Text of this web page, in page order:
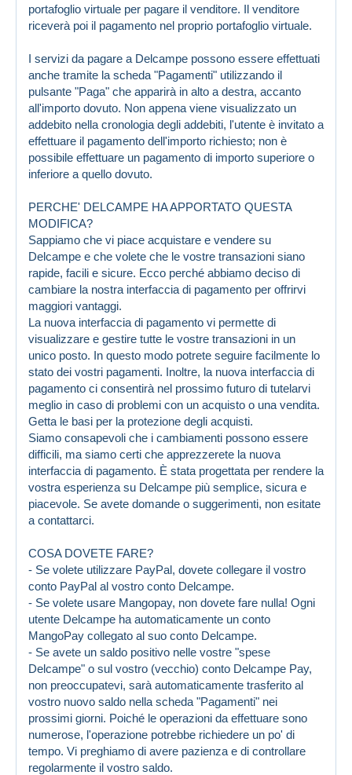
portafoglio virtuale per pagare il venditore. Il venditore
riceverà poi il pagamento nel proprio portafoglio virtuale.
I servizi da pagare a Delcampe possono essere effettuati
anche tramite la scheda "Pagamenti" utilizzando il
pulsante "Paga" che apparirà in alto a destra, accanto
all'importo dovuto. Non appena viene visualizzato un
addebito nella cronologia degli addebiti, l'utente è invitato a
effettuare il pagamento dell'importo richiesto; non è
possibile effettuare un pagamento di importo superiore o
inferiore a quello dovuto.
PERCHE' DELCAMPE HA APPORTATO QUESTA
MODIFICA?
Sappiamo che vi piace acquistare e vendere su
Delcampe e che volete che le vostre transazioni siano
rapide, facili e sicure. Ecco perché abbiamo deciso di
cambiare la nostra interfaccia di pagamento per offrirvi
maggiori vantaggi.
La nuova interfaccia di pagamento vi permette di
visualizzare e gestire tutte le vostre transazioni in un
unico posto. In questo modo potrete seguire facilmente lo
stato dei vostri pagamenti. Inoltre, la nuova interfaccia di
pagamento ci consentirà nel prossimo futuro di tutelarvi
meglio in caso di problemi con un acquisto o una vendita.
Getta le basi per la protezione degli acquisti.
Siamo consapevoli che i cambiamenti possono essere
difficili, ma siamo certi che apprezzerete la nuova
interfaccia di pagamento. È stata progettata per rendere la
vostra esperienza su Delcampe più semplice, sicura e
piacevole. Se avete domande o suggerimenti, non esitate
a contattarci.
COSA DOVETE FARE?
- Se volete utilizzare PayPal, dovete collegare il vostro
conto PayPal al vostro conto Delcampe.
- Se volete usare Mangopay, non dovete fare nulla! Ogni
utente Delcampe ha automaticamente un conto
MangoPay collegato al suo conto Delcampe.
- Se avete un saldo positivo nelle vostre "spese
Delcampe" o sul vostro (vecchio) conto Delcampe Pay,
non preoccupatevi, sarà automaticamente trasferito al
vostro nuovo saldo nella scheda "Pagamenti" nei
prossimi giorni. Poiché le operazioni da effettuare sono
numerose, l'operazione potrebbe richiedere un po' di
tempo. Vi preghiamo di avere pazienza e di controllare
regolarmente il vostro saldo.